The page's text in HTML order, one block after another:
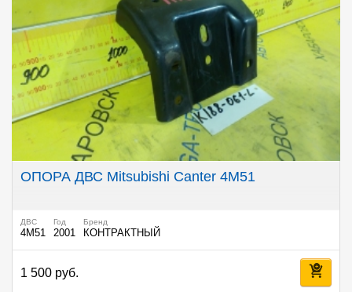
ОПОРА ДВС Mitsubishi Canter 4M51
ДВС
4M51
Год
2001
Бренд
КОНТРАКТНЫЙ
1 500 руб.